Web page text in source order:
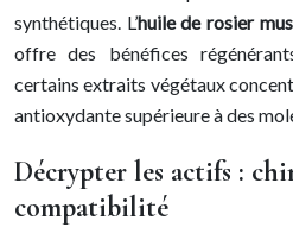
synthétiques. L’huile de rosier
offre des bénéfices
certains extraits végétaux
antioxydante supérieure à des
Décrypter les actifs :
compatibilité